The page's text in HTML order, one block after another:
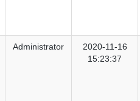
Administrator
2020-11-16
15:23:37